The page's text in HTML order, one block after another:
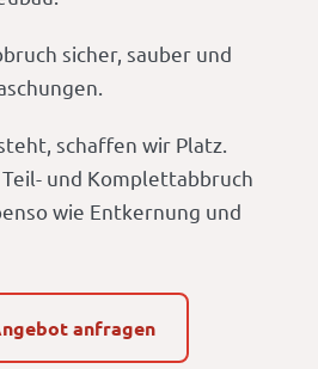
sicher, sauber und
schaffen wir Platz.
und Komplettabbruch
wie Entkernung und
anfragen